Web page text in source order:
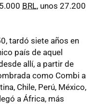
BRL, unos 27.200
tardó siete años en
país de aquel
allí, a partir de
como Combi a
Chile, Perú, México,
a África, más